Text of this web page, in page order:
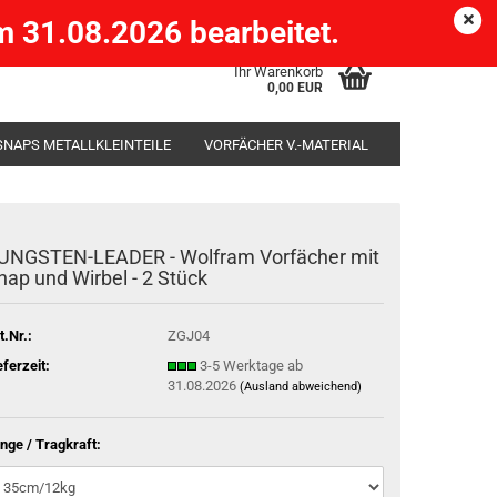
) Kundenlogin
Ihr Warenkorb
0,00 EUR
31.08.2026 bearbeitet.
METALLKLEINTEILE VORFÄCHER V.-MATERIAL
LEADER - Wolfram Vorfächer mit
und Wirbel - 2 Stück
ZGJ04
3-5 Werktage ab
31.08.2026 (Ausland abweichend)
/ Tragkraft: